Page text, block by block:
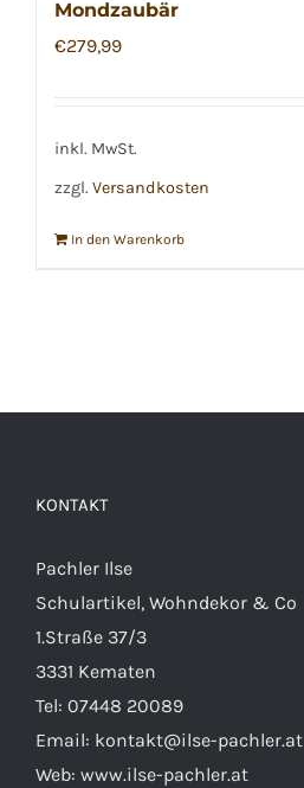
Mondzaubär
€279,99
inkl. MwSt.
zzgl. Versandkosten
In den Warenkorb
KONTAKT
Pachler Ilse
Schulartikel, Wohndekor & Co
1.Straße 37/3
3331 Kematen
Tel: 07448 20089
Email: kontakt@ilse-pachler.at
Web: www.ilse-pachler.at